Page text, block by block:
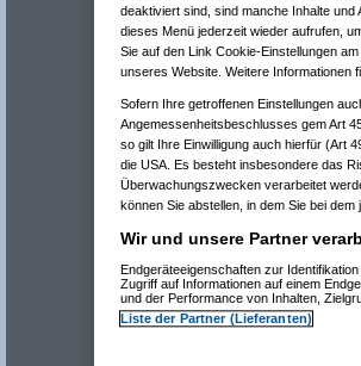
deaktiviert sind, sind manche Inhalte
dieses Menü jederzeit wieder aufrufen,
Sie auf den Link Cookie-Einstellungen
unseres Website. Weitere Informationen
Sofern Ihre getroffenen Einstellungen
Angemessenheitsbeschlusses gem Art
so gilt Ihre Einwilligung auch hierfür (Art
die USA. Es besteht insbesondere das
Überwachungszwecken verarbeitet
können Sie abstellen, in dem Sie bei
Wir und unsere Partner
Endgeräteeigenschaften zur
Zugriff auf Informationen auf einem
und der Performance von Inhalten,
Liste der Partner (Lieferanten)